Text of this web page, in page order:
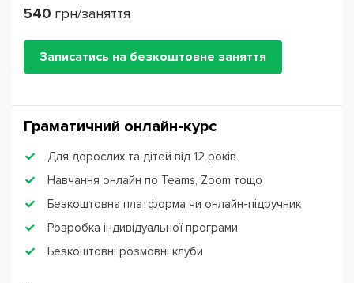
540 грн/заняття
Записатись на безкоштовне заняття
Граматичний онлайн-курс
Для дорослих та дітей від 12 років
Навчання онлайн по Teams, Zoom тощо
Безкоштовна платформа чи онлайн-підручник
Розробка індивідуальної програми
Безкоштовні розмовні клуби